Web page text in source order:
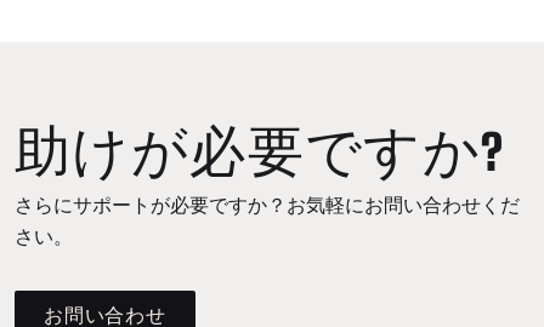
助けが必要ですか?
さらにサポートが必要ですか？お気軽にお問い合わせくだ
さい。
お問い合わせ